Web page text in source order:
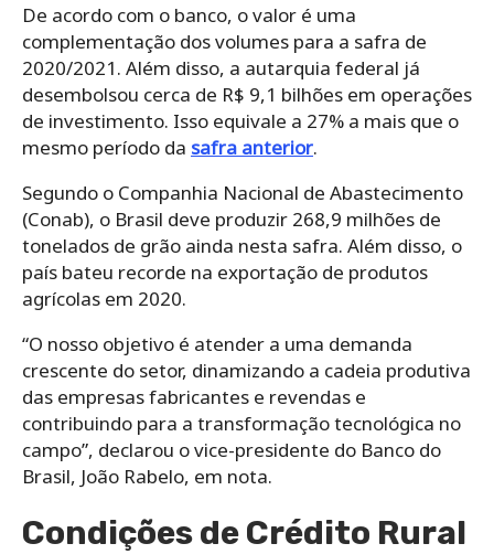
De acordo com o banco, o valor é uma
complementação dos volumes para a safra de
2020/2021. Além disso, a autarquia federal já
desembolsou cerca de R$ 9,1 bilhões em operações
de investimento. Isso equivale a 27% a mais que o
mesmo período da safra anterior.
Segundo o Companhia Nacional de Abastecimento
(Conab), o Brasil deve produzir 268,9 milhões de
tonelados de grão ainda nesta safra. Além disso, o
país bateu recorde na exportação de produtos
agrícolas em 2020.
“O nosso objetivo é atender a uma demanda
crescente do setor, dinamizando a cadeia produtiva
das empresas fabricantes e revendas e
contribuindo para a transformação tecnológica no
campo”, declarou o vice-presidente do Banco do
Brasil, João Rabelo, em nota.
Condições de Crédito Rural